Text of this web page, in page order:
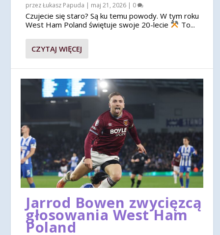
przezŁukasz Papuda | maj 21, 2026 | 0
Czujecie się staro? Są ku temu powody. W tym roku
West Ham Poland świętuje swoje 20-lecie
To...
CZYTAJ WIĘCEJ
Jarrod Bowen zwycięzcą
głosowania West Ham
Poland